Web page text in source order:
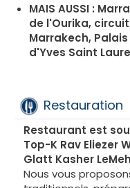
Bungalows au
Pour une
des bungalows
à l'eau.
Villas
Spacieuses et
trois à six
familles ou les
Certaines villas
MAIS AUSSI :
de l'Ourika,
Marrakech, Palais
d'Yves Saint
Restauration
Restaurant est
Top-K Rav Eliezer
Glatt Kasher
Nous vous